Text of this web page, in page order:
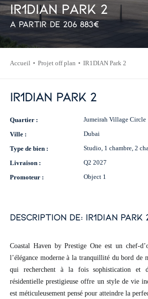
IR1DIAN Park 2
À partir de 206 883€
Accueil Projet off plan IR1DIAN Park 2
IR1DIAN Park 2
Quartier :
Jumeirah Village Circle
Ville :
Dubai
Type de bien :
Studio, 1 chambre, 2
Livraison :
Q2 2027
Promoteur :
Object 1
description de: ir1dian park
Coastal Haven by Prestige One est un chef-
l’élégance moderne à la tranquillité du bord de
qui recherchent à la fois sophistication et
résidentielle prestigieuse offre un style de vie
est méticuleusement pensé pour atteindre la